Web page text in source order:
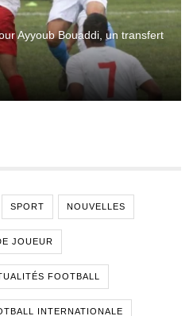
Ayyoub Bouaddi, un transfert
SPORT NOUVELLES
JOUEUR
FOOTBALL
INTERNATIONALE